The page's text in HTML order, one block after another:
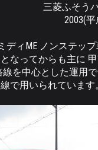
三菱ふそう
2003(
ディME ノンステッ
なってからも主に
を中心とした運用
で用いられています